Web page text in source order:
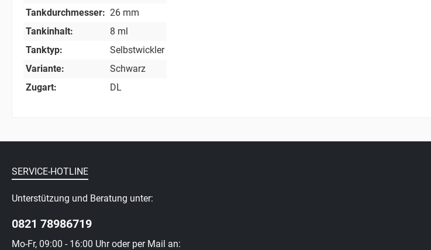
Tankdurchmesser: 26 mm
Tankinhalt:
8 ml
Tanktyp:
Selbstwickler
Variante:
Schwarz
Zugart:
DL
SERVICE-HOTLINE
Unterstützung und Beratung unter:
0821 78986719
Mo-Fr, 09:00 - 16:00 Uhr oder per Mail an: